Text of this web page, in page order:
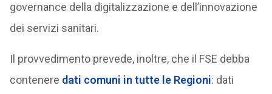
governance della digitalizzazione e dell’innovazione
dei servizi sanitari.
Il provvedimento prevede, inoltre, che il FSE debba
contenere dati comuni in tutte le Regioni: dati